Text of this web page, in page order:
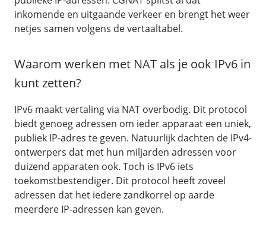
inkomende en uitgaande verkeer en brengt het weer
netjes samen volgens de vertaaltabel.
Waarom werken met NAT als je ook IPv6 in
kunt zetten?
IPv6 maakt vertaling via NAT overbodig. Dit protocol
biedt genoeg adressen om ieder apparaat een uniek,
publiek IP-adres te geven. Natuurlijk dachten de IPv4-
ontwerpers dat met hun miljarden adressen voor
duizend apparaten ook. Toch is IPv6 iets
toekomstbestendiger. Dit protocol heeft zoveel
adressen dat het iedere zandkorrel op aarde
meerdere IP-adressen kan geven.